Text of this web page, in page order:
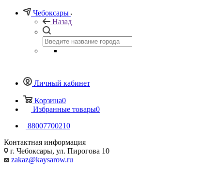
Чебоксары
Назад
Личный кабинет
Корзина0
Избранные товары0
88007700210
Контактная информация
г. Чебоксары, ул. Пирогова 10
zakaz@kaysarow.ru